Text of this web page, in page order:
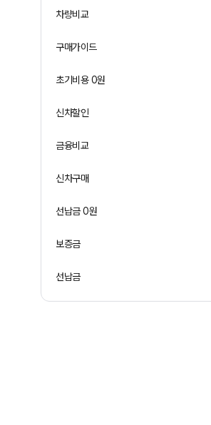
차량비교
구매가이드
초기비용 0원
신차할인
금융비교
신차구매
선납금 0원
보증금
선납금